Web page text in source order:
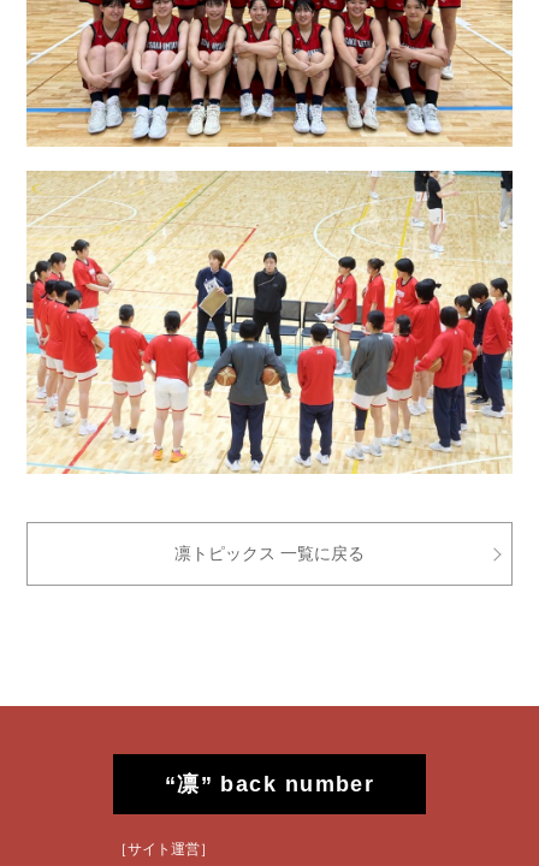
凛トピックス 一覧に戻る
“凛” back number
［サイト運営］